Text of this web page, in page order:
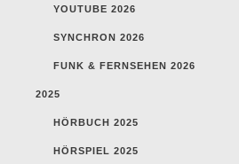
YOUTUBE 2026
SYNCHRON 2026
FUNK & FERNSEHEN 2026
2025
HÖRBUCH 2025
HÖRSPIEL 2025